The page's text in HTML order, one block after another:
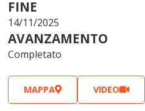
FINE
14/11/2025
AVANZAMENTO
Completato
MAPPA VIDEO